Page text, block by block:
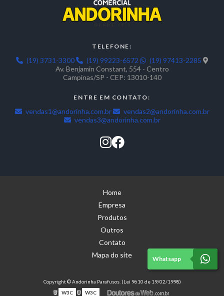
TELEFONE:
(19) 3731-3300 (19) 99223-6572
(19) 97413-2285
Av. Benjamin Constant, 554 - Centro
Campinas/SP - CEP: 13010-140
ENTRE EM CONTATO:
vendas1@andorinha.com.br
vendas2@andorinha.com.br
vendas3@andorinha.com.br
Home
Empresa
Produtos
Outros
Contato
Mapa do site
Copyright © Andorinha Parafusos. (Lei 9610 de 19/02/1998)
W3C
W3C
Whatsapp